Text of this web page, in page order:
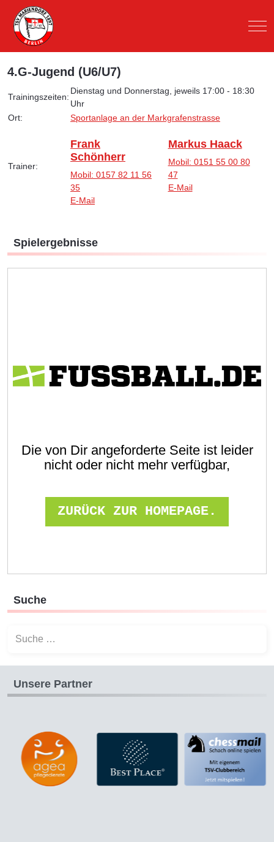
4.G-Jugend (U6/U7)
Trainingszeiten:
Dienstag und Donnerstag, jeweils 17:00 - 18:30
Uhr
Ort:
Sportanlage an der Markgrafenstrasse
Trainer:
Frank
Schönherr
Mobil: 0157 82 11 56
35
E-Mail
Markus Haack
Mobil: 0151 55 00 80
47
E-Mail
Spielergebnisse
Suche
Unsere Partner